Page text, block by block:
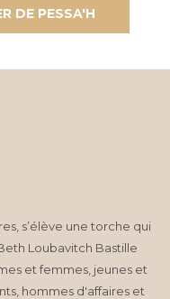
DE PESSA'H
s’élève une torche qui
Loubavitch Bastille
et femmes, jeunes et
hommes d'affaires et